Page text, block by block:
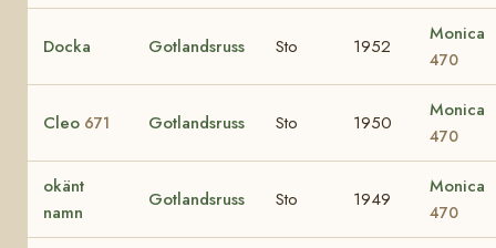
Docka Gotlandsruss Sto 1952
Monica
470
Cleo 671 Gotlandsruss Sto 1950
Monica
470
okänt
namn
Gotlandsruss Sto 1949
Monica
470